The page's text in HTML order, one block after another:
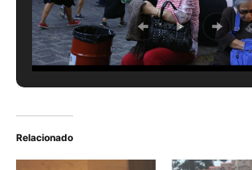
Relacionado